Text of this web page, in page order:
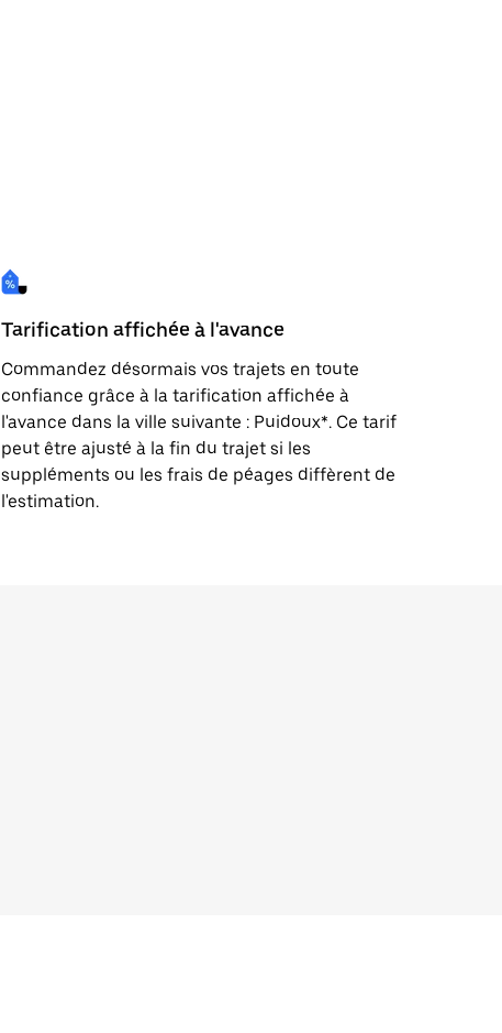
Tarification affichée à l'avance
Commandez désormais vos trajets en toute
confiance grâce à la tarification affichée à
l'avance dans la ville suivante : Puidoux*. Ce tarif
peut être ajusté à la fin du trajet si les
suppléments ou les frais de péages diffèrent de
l'estimation.